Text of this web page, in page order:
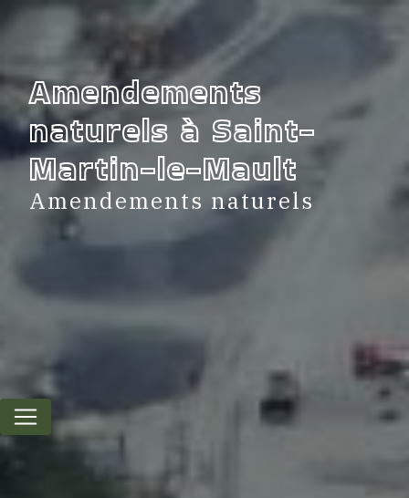
Amendements
naturels à Saint-
Martin-le-Mault
Amendements naturels
Panneau de gestion des cookies